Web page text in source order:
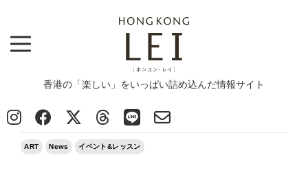
香港の「楽しい」をいっぱい詰め込んだ情報サイト
ART
>
2026/06/09
ART News イベント&レッスン